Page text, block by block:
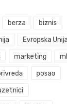
berza biznis
Evropska Unija
marketing
posao